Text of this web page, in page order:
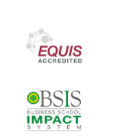
IMAGE